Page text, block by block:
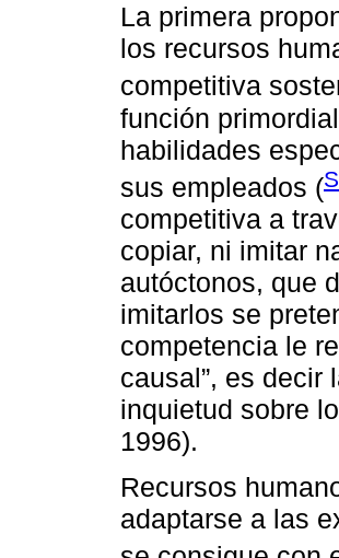
La primera
los recursos
competitiva
función
habilidades
sus empleados (
competitiva a
copiar, ni imitar
autóctonos, que
imitarlos se
competencia le
causal”, es decir
inquietud sobre
1996).
Recursos
adaptarse a las